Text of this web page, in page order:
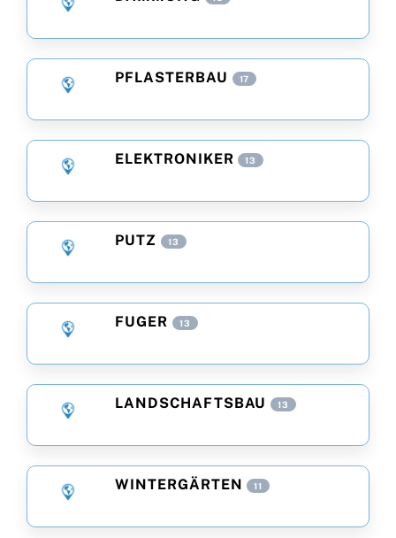
PFLASTERBAU 17
ELEKTRONIKER 13
PUTZ 13
FUGER 13
LANDSCHAFTSBAU 13
WINTERGÄRTEN 11